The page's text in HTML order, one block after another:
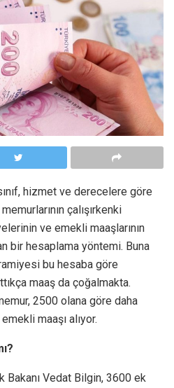
hizmet ve derecelere göre
çalışırkenki
ve emekli maaşlarının
bir hesaplama yöntemi. Buna
bu hesaba göre
maaş da çoğalmakta.
2500 olana göre daha
maaşı alıyor.
Bakanı Vedat Bilgin, 3600 ek